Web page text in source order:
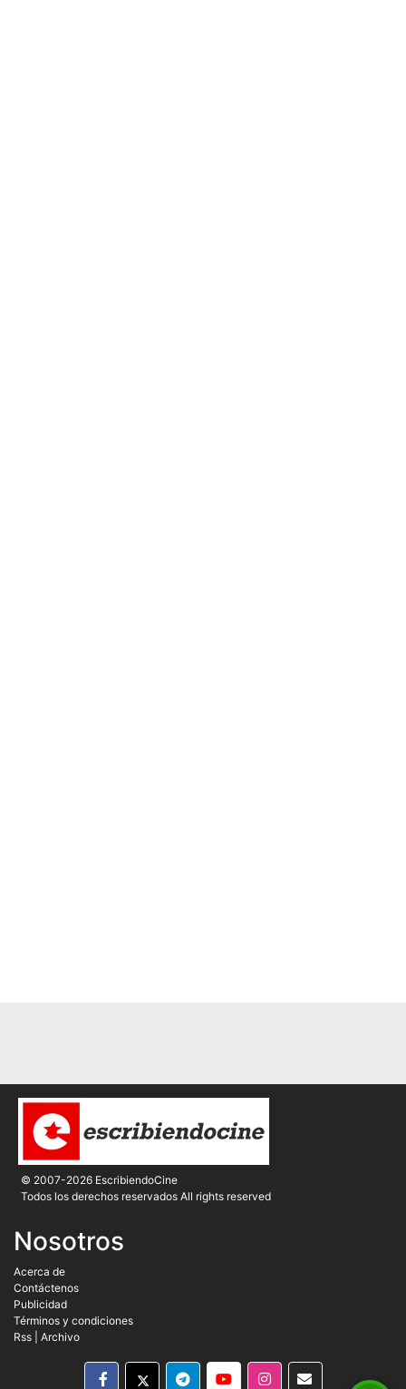
© 2007-2026 EscribiendoCine
Todos los derechos reservados All rights reserved
Nosotros
Acerca de
Contáctenos
Publicidad
Términos y condiciones
Rss
Archivo